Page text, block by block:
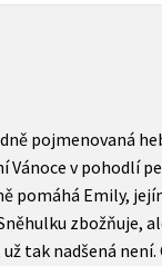
pojmenovaná
Vánoce v pohodlí
pomáhá Emily,
zbožňuje,
už tak nadšená